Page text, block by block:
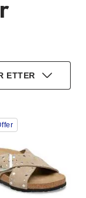
ETTER